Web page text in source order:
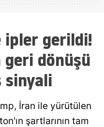
ipler gerildi!
geri dönüşü
sinyali
İran ile yürütülen
şartlarının tam